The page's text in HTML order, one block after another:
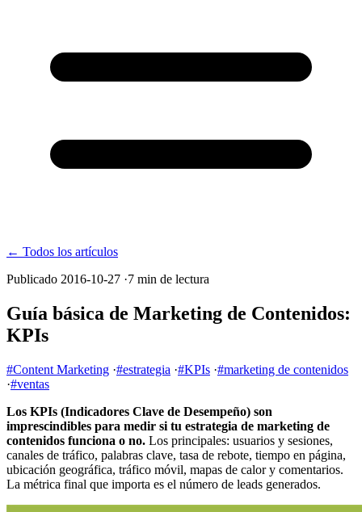
← Todos los artículos
Publicado 2016-10-27 ·7 min de lectura
Guía básica de Marketing de Contenidos:
KPIs
#Content Marketing ·#estrategia ·#KPIs ·#marketing de contenidos
·#ventas
Los KPIs (Indicadores Clave de Desempeño) son
imprescindibles para medir si tu estrategia de marketing de
contenidos funciona o no. Los principales: usuarios y sesiones,
canales de tráfico, palabras clave, tasa de rebote, tiempo en página,
ubicación geográfica, tráfico móvil, mapas de calor y comentarios.
La métrica final que importa es el número de leads generados.